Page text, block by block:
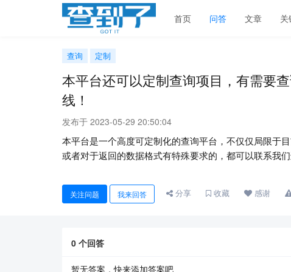
首页 问答 文章
查询 定制
本平台还可以定制查询项目，有需要
线！
发布于 2023-05-29 20:50:04
本平台是一个高度可定制化的查询平台，不仅仅局限于
或者对于返回的数据格式有特殊要求的，都可以联系我
关注问题 我来回答 分享 收藏 感谢
0 个回答
暂无答案，快来添加答案吧